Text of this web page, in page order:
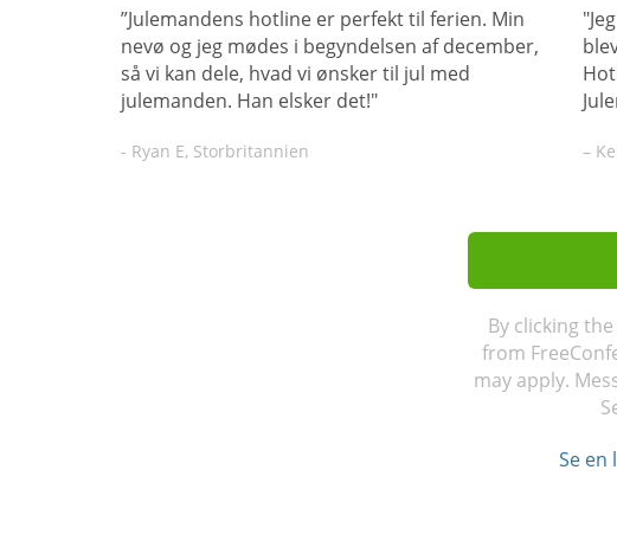
”Julemandens hotline er perfekt til ferien. Min
nevø og jeg mødes i begyndelsen af december,
så vi kan dele, hvad vi ønsker til jul med
julemanden. Han elsker det!"
- Ryan E, Storbritannien –
By clicking
from
may apply.
Se en